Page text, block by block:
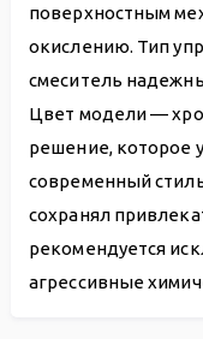
поверхностным
окислению. Тип
смеситель
Цвет модели —
решение, которое
современный
сохранял
рекомендуется
агрессивные